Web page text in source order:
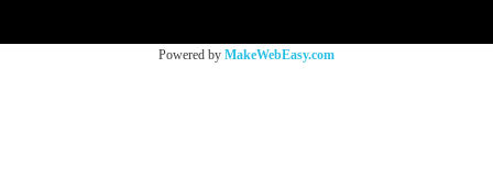
Powered by MakeWebEasy.com